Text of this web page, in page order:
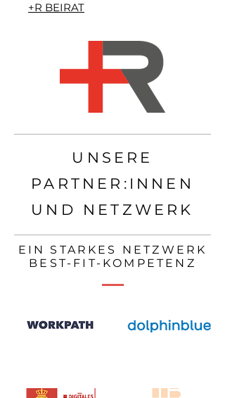
+R BEIRAT
UNSERE
PARTNER:INNEN
UND NETZWERK
EIN STARKES NETZWERK
BEST-FIT-KOMPETENZ